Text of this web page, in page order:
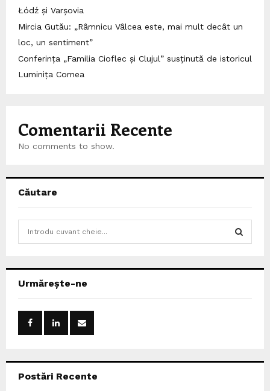
Łódź și Varșovia
Mircia Gutău: „Râmnicu Vâlcea este, mai mult decât un
loc, un sentiment”
Conferința „Familia Cioflec și Clujul” susținută de istoricul
Luminița Cornea
Comentarii Recente
No comments to show.
Căutare
h
Urmărește-ne
Postări Recente